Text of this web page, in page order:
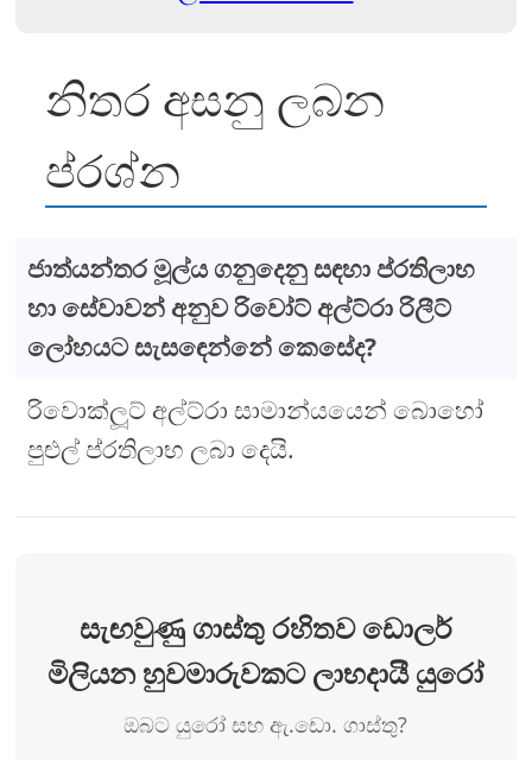
නිතර අසනු ලබන
ප්රශ්න
ජාත්යන්තර මූල්ය ගනුදෙනු සඳහා ප්රතිලාභ
හා සේවාවන් අනුව රිවෝට් අල්ට්රා රිලීට්
ලෝහයට සැසඳෙන්නේ කෙසේද?
රිවොක්ලූට් අල්ට්රා සාමාන්යයෙන් බොහෝ
පුළුල් ප්රතිලාභ ලබා දෙයි.
සැඟවුණු ගාස්තු රහිතව ඩොලර්
මිලියන හුවමාරුවකට ලාභදායී යුරෝ
ඔබට යුරෝ සහ ඇ.ඩො. ගාස්තු?